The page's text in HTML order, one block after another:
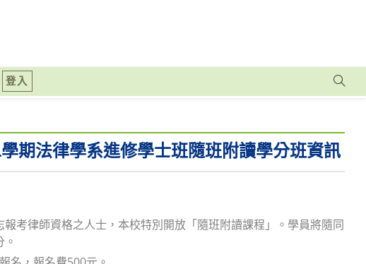
登入
期法律學系進修學士班隨班附讀學分班資訊
考律師資格之人士，本校特別開放「隨班附讀課程」。學員將隨同